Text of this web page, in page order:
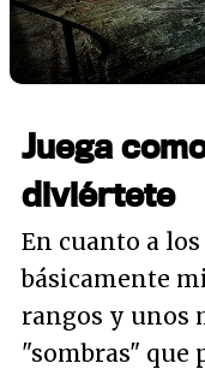
Juega
diviértete
En cuanto a
básicamente
rangos y unos
"sombras" que